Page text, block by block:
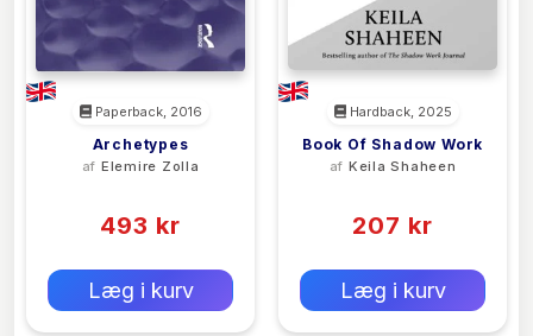
Paperback, 2016
Archetypes
af Elemire Zolla
493 kr
Læg i kurv
Hardback, 2025
Book Of Shadow Work
af Keila Shaheen
207 kr
Læg i kurv